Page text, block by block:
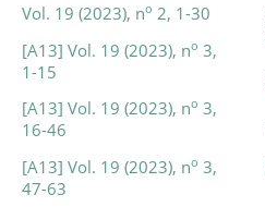
Vol. 19 (2023), no 2, 1-30
[A13] Vol. 19 (2023), no 3,
1-15
[A13] Vol. 19 (2023), no 3,
16-46
[A13] Vol. 19 (2023), no 3,
47-63